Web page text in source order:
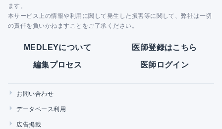
ます。
本サービス上の情報や利用に関して発生した損害等に関して、弊社は一切
の責任を負いかねますことをご了承ください。
MEDLEYについて 医師登録はこちら
編集プロセス 医師ログイン
お問い合わせ
データベース利用
広告掲載